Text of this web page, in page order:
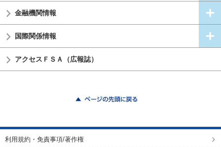
金融機関情報
国際関係情報
アクセスＦＳＡ（広報誌）
利用規約・免責事項/著作権